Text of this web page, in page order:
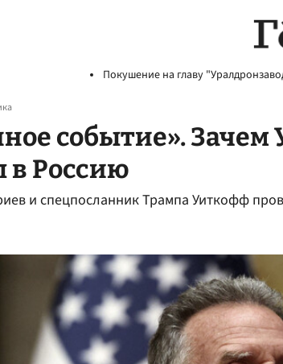
Покушение на главу
событие».
в Россию
и спецпосланник Трампа Уиткофф